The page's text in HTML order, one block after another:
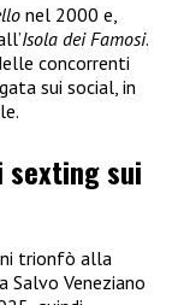
nel 2000 e,
Isola dei Famosi.
concorrenti
sui social, in
sexting sui
trionfò alla
Salvo Veneziano